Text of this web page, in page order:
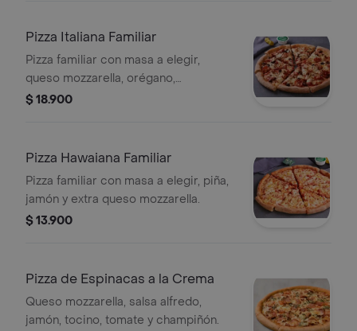
Pizza Italiana Familiar
Pizza familiar con masa a elegir,
queso mozzarella, orégano,
pepperoni, salchicha italiana,
$ 18.900
Pizza Hawaiana Familiar
Pizza familiar con masa a elegir, piña,
jamón y extra queso mozzarella.
$ 13.900
Pizza de Espinacas a la Crema
Queso mozzarella, salsa alfredo,
jamón, tocino, tomate y champiñón.